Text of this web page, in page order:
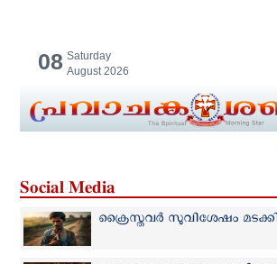
08 Saturday
August 2026
Social Media
ക്രൈസ്തവർ സുവിശേഷം